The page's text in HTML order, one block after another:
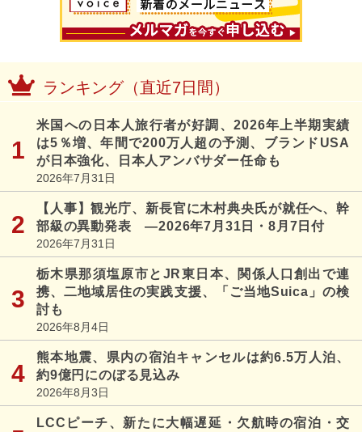
ランキング（直近7日間）
米国への日本人旅行者が好調、2026年上半期実績
は5％増、年間で200万人超の予測、ブランドUSA
が日本強化、日本人アンバサダー任命も
2026年7月31日
【人事】観光庁、新長官に木村典央氏が就任へ、幹
部級の異動発表 ―2026年7月31日・8月7日付
2026年7月31日
栃木県那須塩原市とJR東日本、関係人口創出で連
携、二地域居住の実践支援、「ご当地Suica」の検
討も
2026年8月4日
熊本地震、県内の宿泊キャンセルは約6.5万人泊、
約9億円にのぼる見込み
2026年8月3日
LCCピーチ、新たに大幅遅延・欠航時の宿泊・交